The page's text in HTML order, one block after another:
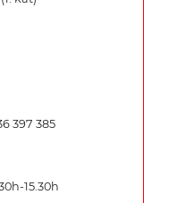
397 385
15.30h